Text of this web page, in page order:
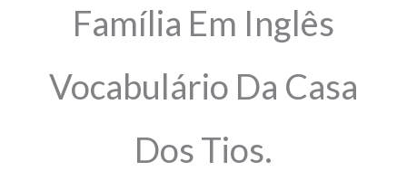
Família Em Inglês
Vocabulário Da Casa
Dos Tios.